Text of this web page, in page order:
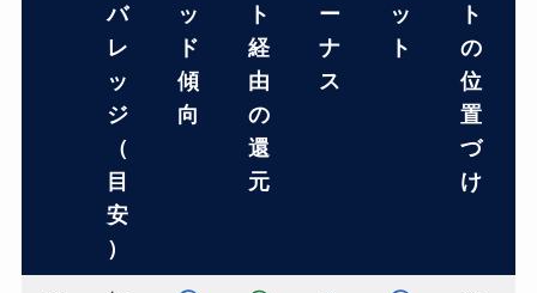
バ
レ
ッ
ジ
（
目
安
）
ッ
ド
傾
向
ト
経
由
の
還
元
ー
ナ
ス
ッ
ト
ト
の
位
置
づ
け